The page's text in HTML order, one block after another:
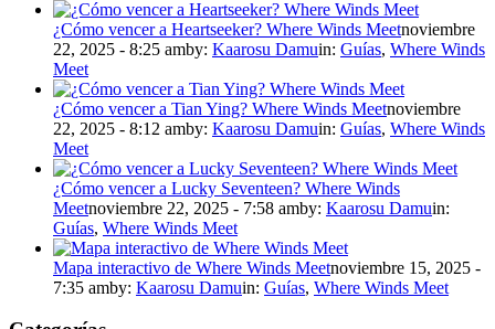
¿Cómo vencer a Heartseeker? Where Winds Meetnoviembre
22, 2025 - 8:25 amby: Kaarosu Damuin: Guías, Where Winds
Meet
¿Cómo vencer a Tian Ying? Where Winds Meetnoviembre
22, 2025 - 8:12 amby: Kaarosu Damuin: Guías, Where Winds
Meet
¿Cómo vencer a Lucky Seventeen? Where Winds
Meetnoviembre 22, 2025 - 7:58 amby: Kaarosu Damuin:
Guías, Where Winds Meet
Mapa interactivo de Where Winds Meetnoviembre 15, 2025 -
7:35 amby: Kaarosu Damuin: Guías, Where Winds Meet